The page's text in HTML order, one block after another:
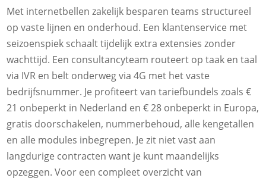
Met internetbellen zakelijk besparen teams structureel
op vaste lijnen en onderhoud. Een klantenservice met
seizoenspiek schaalt tijdelijk extra extensies zonder
wachttijd. Een consultancyteam routeert op taak en taal
via IVR en belt onderweg via 4G met het vaste
bedrijfsnummer. Je profiteert van tariefbundels zoals €
21 onbeperkt in Nederland en € 28 onbeperkt in Europa,
gratis doorschakelen, nummerbehoud, alle kengetallen
en alle modules inbegrepen. Je zit niet vast aan
langdurige contracten want je kunt maandelijks
opzeggen. Voor een compleet overzicht van